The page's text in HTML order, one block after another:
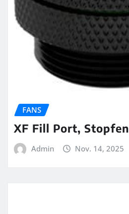
FANS
XF Fill Port, Stopfen
Admin Nov. 14, 2025